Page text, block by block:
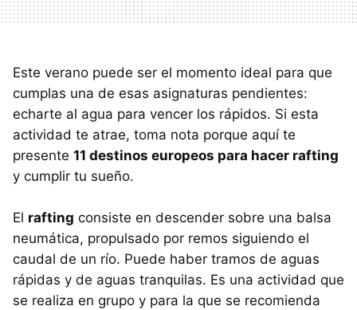
Este verano puede ser el momento ideal para que
cumplas una de esas asignaturas pendientes:
echarte al agua para vencer los rápidos. Si esta
actividad te atrae, toma nota porque aquí te
presente 11 destinos europeos para hacer rafting
y cumplir tu sueño.
El rafting consiste en descender sobre una balsa
neumática, propulsado por remos siguiendo el
caudal de un río. Puede haber tramos de aguas
rápidas y de aguas tranquilas. Es una actividad que
se realiza en grupo y para la que se recomienda